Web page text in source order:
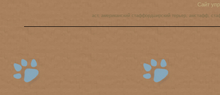
Сайт
аст, американский стаффордширский терьер, амстафф,